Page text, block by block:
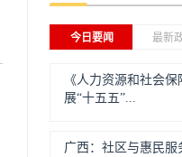
今日要闻 最新
《人力资源和社会保
展“十五五”...
广西：社区与惠民